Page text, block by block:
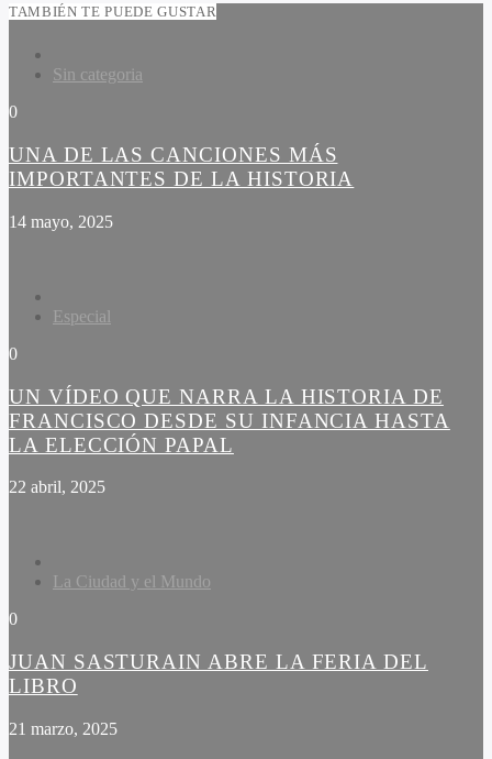
TAMBIÉN TE PUEDE GUSTAR
Sin categoria
0
UNA DE LAS CANCIONES MÁS
IMPORTANTES DE LA HISTORIA
14 mayo, 2025
Especial
0
UN VÍDEO QUE NARRA LA HISTORIA DE
FRANCISCO DESDE SU INFANCIA HASTA
LA ELECCIÓN PAPAL
22 abril, 2025
La Ciudad y el Mundo
0
JUAN SASTURAIN ABRE LA FERIA DEL
LIBRO
21 marzo, 2025